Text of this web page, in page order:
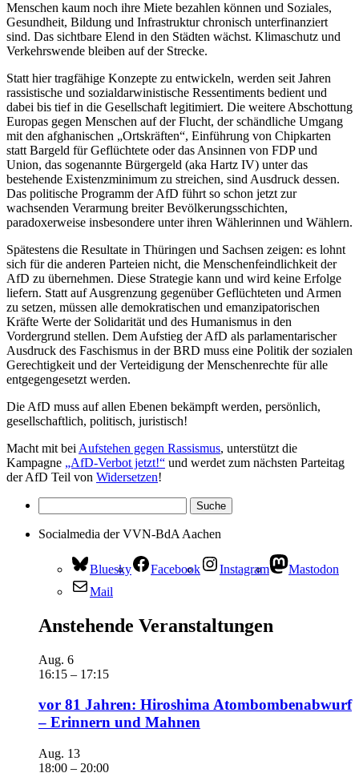
Menschen kaum noch ihre Miete bezahlen können und Soziales,
Gesundheit, Bildung und Infrastruktur chronisch unterfinanziert
sind. Das sichtbare Elend in den Städten wächst. Klimaschutz und
Verkehrswende bleiben auf der Strecke.
Statt hier tragfähige Konzepte zu entwickeln, werden seit Jahren
rassistische und sozialdarwinistische Ressentiments bedient und
dabei bis tief in die Gesellschaft legitimiert. Die weitere Abschottung
Europas gegen Menschen auf der Flucht, der schändliche Umgang
mit den afghanischen „Ortskräften“, Einführung von Chipkarten
statt Bargeld für Geflüchtete oder das Ansinnen von FDP und
Union, das sogenannte Bürgergeld (aka Hartz IV) unter das
bestehende Existenzminimum zu streichen, sind Ausdruck dessen.
Das politische Programm der AfD führt so schon jetzt zur
wachsenden Verarmung breiter Bevölkerungsschichten,
paradoxerweise insbesondere unter ihren Wählerinnen und Wählern.
Spätestens die Resultate in Thüringen und Sachsen zeigen: es lohnt
sich für die anderen Parteien nicht, die Menschenfeindlichkeit der
AfD zu übernehmen. Diese Strategie kann und wird keine Erfolge
liefern. Statt auf Ausgrenzung gegenüber Geflüchteten und Armen
zu setzen, müssen alle demokratischen und emanzipatorischen
Kräfte Werte der Solidarität und des Humanismus in den
Vordergrund stellen. Dem Aufstieg der AfD als parlamentarischer
Ausdruck des Faschismus in der BRD muss eine Politik der sozialen
Gerechtigkeit und der Verteidigung der Menschenrechte für alle
entgegengesetzt werden.
Die AfD muss auf allen Ebenen bekämpft werden, persönlich,
gesellschaftlich, politisch, juristisch!
Macht mit bei Aufstehen gegen Rassismus, unterstützt die
Kampagne „AfD-Verbot jetzt!“ und werdet zum nächsten Parteitag
der AfD Teil von Widersetzen!
Socialmedia der VVN-BdA Aachen
Bluesky Facebook Instagram
Mastodon
Mail
Anstehende Veranstaltungen
Aug. 6
16:15 – 17:15
vor 81 Jahren: Hiroshima Atombombenabwurf
– Erinnern und Mahnen
Aug. 13
18:00 – 20:00